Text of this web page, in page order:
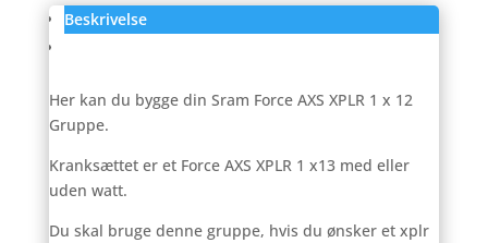
Beskrivelse
Her kan du bygge din Sram Force AXS XPLR 1 x 12
Gruppe.
Kranksættet er et Force AXS XPLR 1 x13 med eller
uden watt.
Du skal bruge denne gruppe, hvis du ønsker et xplr